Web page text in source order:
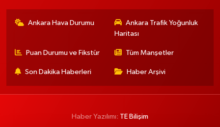
Ankara Hava Durumu
Ankara Trafik Yoğunluk
Haritası
Puan Durumu ve Fikstür Tüm Manşetler
Son Dakika Haberleri Haber Arşivi
Haber Yazılımı: TE Bilişim